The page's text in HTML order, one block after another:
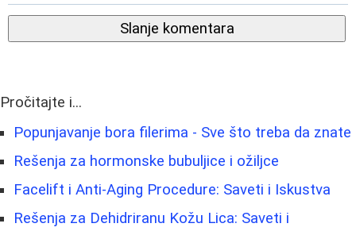
Slanje komentara
Pročitajte i...
Popunjavanje bora filerima - Sve što treba da znate
Rešenja za hormonske bubuljice i ožiljce
Facelift i Anti-Aging Procedure: Saveti i Iskustva
Rešenja za Dehidriranu Kožu Lica: Saveti i